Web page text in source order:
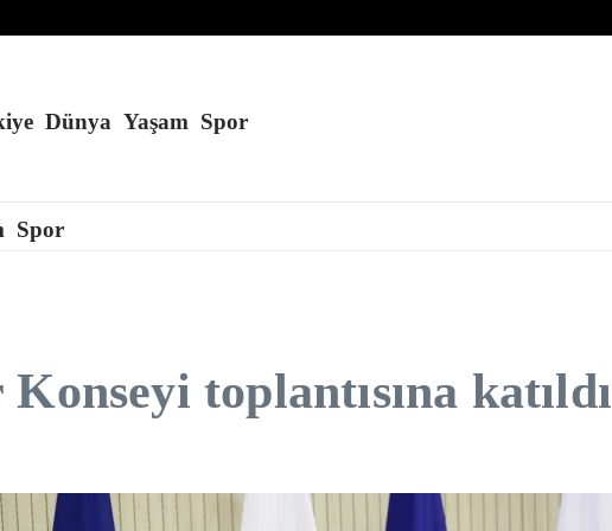
İran’ı cesaretlendirebilir
Dünya Yaşam Spor
Spor
toplantısına katıldı